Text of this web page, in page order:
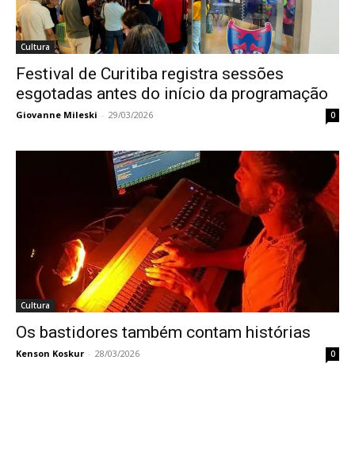
Cultura
Festival de Curitiba registra sessões
esgotadas antes do início da programação
Giovanne Mileski - 29/03/2026 0
Cultura
Os bastidores também contam histórias
Kenson Koskur - 28/03/2026 0